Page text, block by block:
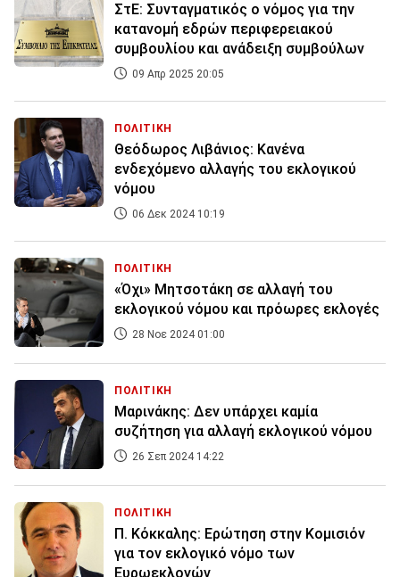
ΣτΕ: Συνταγματικός ο νόμος για την
κατανομή εδρών περιφερειακού
συμβουλίου και ανάδειξη συμβούλων
09 Απρ 2025 20:05
ΠΟΛΙΤΙΚΗ
Θεόδωρος Λιβάνιος: Κανένα
ενδεχόμενο αλλαγής του εκλογικού
νόμου
06 Δεκ 2024 10:19
ΠΟΛΙΤΙΚΗ
«Όχι» Μητσοτάκη σε αλλαγή του
εκλογικού νόμου και πρόωρες εκλογές
28 Νοε 2024 01:00
ΠΟΛΙΤΙΚΗ
Μαρινάκης: Δεν υπάρχει καμία
συζήτηση για αλλαγή εκλογικού νόμου
26 Σεπ 2024 14:22
ΠΟΛΙΤΙΚΗ
Π. Κόκκαλης: Ερώτηση στην Κομισιόν
για τον εκλογικό νόμο των
Ευρωεκλογών